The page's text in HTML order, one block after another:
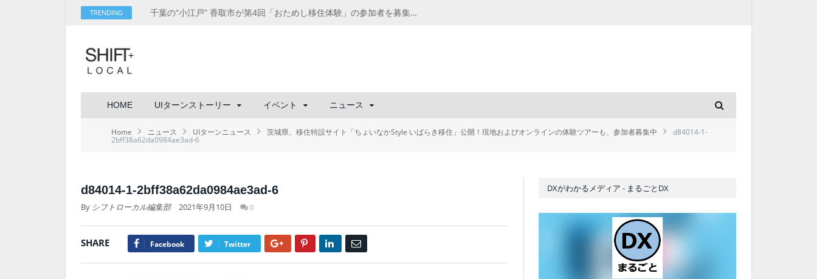
TRENDING 千葉の“小江戸” 香取市が第4回「おためし移住体験」の参加者を募集中！1人1泊2,000円を補助、築100年超の古民家に宿泊も
HOME UIターンストーリー イベント ニュース
Home ニュース UIターンニュース 茨城県、移住特設サイト「ちょいなかStyle いばらき移住」公開！現地およびオンラインの体験ツアーも、参加者募集中 d84014-1-
2bff38a62da0984ae3ad-6
d84014-1-2bff38a62da0984ae3ad-6
By シフトローカル編集部 2021年9月10日 0
SHARE Facebook Twitter Google+ Pinterest LinkedIn
DXがわかるメディア - まるごとDX